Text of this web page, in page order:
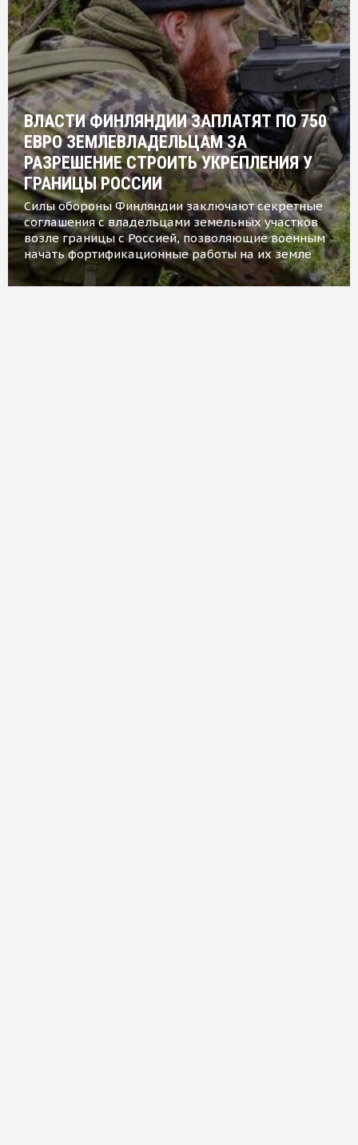
ВЛАСТИ ФИНЛЯНДИИ ЗАПЛАТЯТ ПО 750
ЕВРО ЗЕМЛЕВЛАДЕЛЬЦАМ ЗА
РАЗРЕШЕНИЕ СТРОИТЬ УКРЕПЛЕНИЯ У
ГРАНИЦЫ РОССИИ
Силы обороны Финляндии заключают секретные
соглашения с владельцами земельных участков
возле границы с Россией, позволяющие военным
начать фортификационные работы на их земле